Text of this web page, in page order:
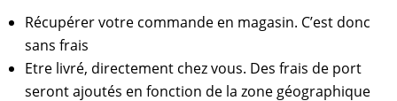
Récupérer votre commande en magasin. C’est donc
sans frais
Etre livré, directement chez vous. Des frais de port
seront ajoutés en fonction de la zone géographique